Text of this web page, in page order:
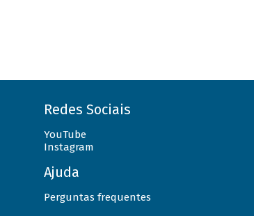
Redes Sociais
YouTube
Instagram
Ajuda
Perguntas frequentes